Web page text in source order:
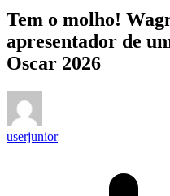
Tem o molho!
apresentador de
Oscar 2026
userjunior